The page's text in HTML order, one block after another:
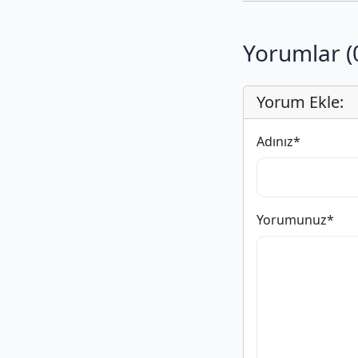
Yorumlar
Yorum Ekle:
Adınız*
Yorumunuz*